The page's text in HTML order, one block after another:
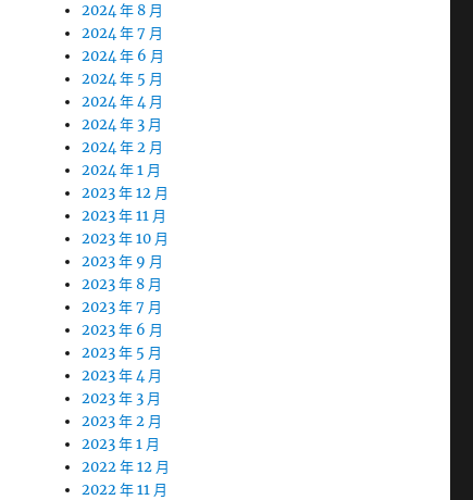
2024 年 8 月
2024 年 7 月
2024 年 6 月
2024 年 5 月
2024 年 4 月
2024 年 3 月
2024 年 2 月
2024 年 1 月
2023 年 12 月
2023 年 11 月
2023 年 10 月
2023 年 9 月
2023 年 8 月
2023 年 7 月
2023 年 6 月
2023 年 5 月
2023 年 4 月
2023 年 3 月
2023 年 2 月
2023 年 1 月
2022 年 12 月
2022 年 11 月